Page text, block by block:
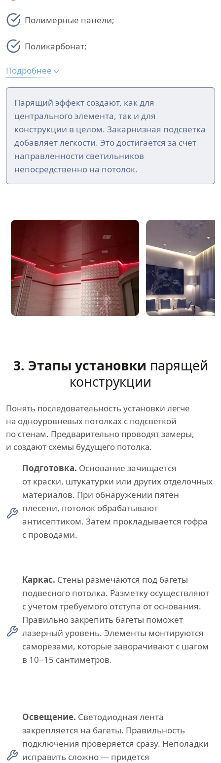
Полимерные панели;
Поликарбонат;
Подробнее
Парящий эффект создают, как для
центрального элемента, так и для
конструкции в целом. Закарнизная подсветка
добавляет легкости. Это достигается за счет
направленности светильников
непосредственно на потолок.
3. Этапы установки парящей
конструкции
Понять последовательность установки легче
на одноуровневых потолках с подсветкой
по стенам. Предварительно проводят замеры,
и создают схемы будущего потолка.
Подготовка. Основание зачищается
от краски, штукатурки или других отделочных
материалов. При обнаружении пятен
плесени, потолок обрабатывают
антисептиком. Затем прокладывается гофра
с проводами.
Каркас. Стены размечаются под багеты
подвесного потолка. Разметку осуществляют
с учетом требуемого отступа от основания.
Правильно закрепить багеты поможет
лазерный уровень. Элементы монтируются
саморезами, которые заворачивают с шагом
в 10−15 сантиметров.
Освещение. Светодиодная лента
закрепляется на багеты. Правильность
подключения проверяется сразу. Неполадки
исправить сложно — придется